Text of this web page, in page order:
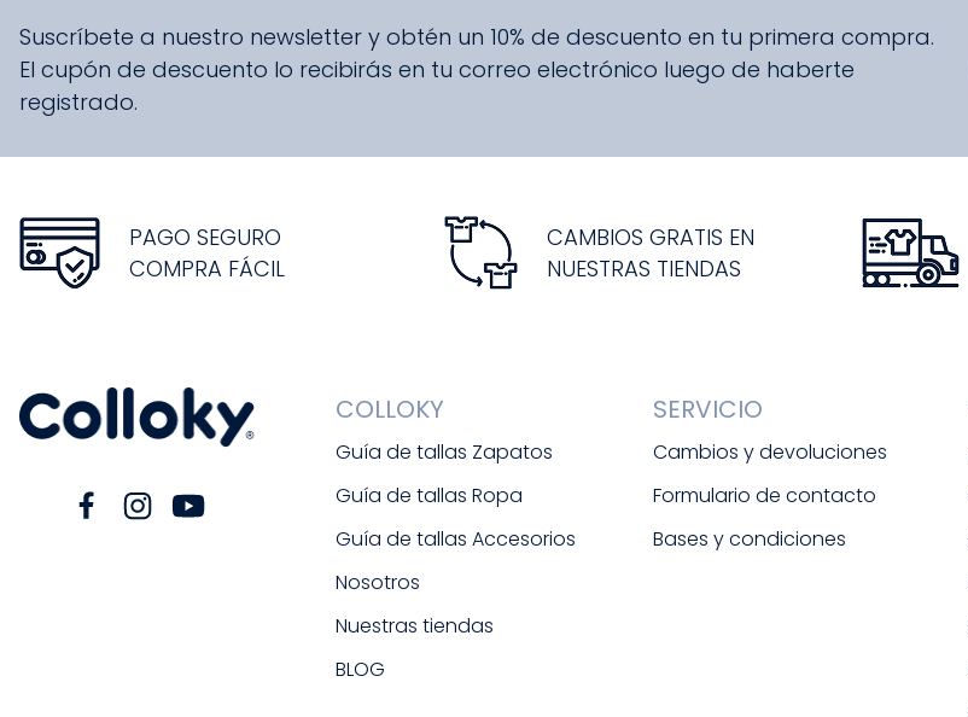
Suscríbete a nuestro newsletter y obtén un 10% de descuento en tu primera compra.
El cupón de descuento lo recibirás en tu correo electrónico luego de haberte
registrado.
PAGO SEGURO
COMPRA FÁCIL
CAMBIOS GRATIS EN
NUESTRAS TIENDAS
COLLOKY
Guía de tallas Zapatos
Guía de tallas Ropa
Guía de tallas Accesorios
Nosotros
Nuestras tiendas
BLOG
SERVICIO
Cambios y devoluciones
Formulario de contacto
Bases y condiciones